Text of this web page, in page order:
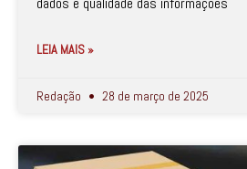
LEIA MAIS »
Redação 28 de março de 2025